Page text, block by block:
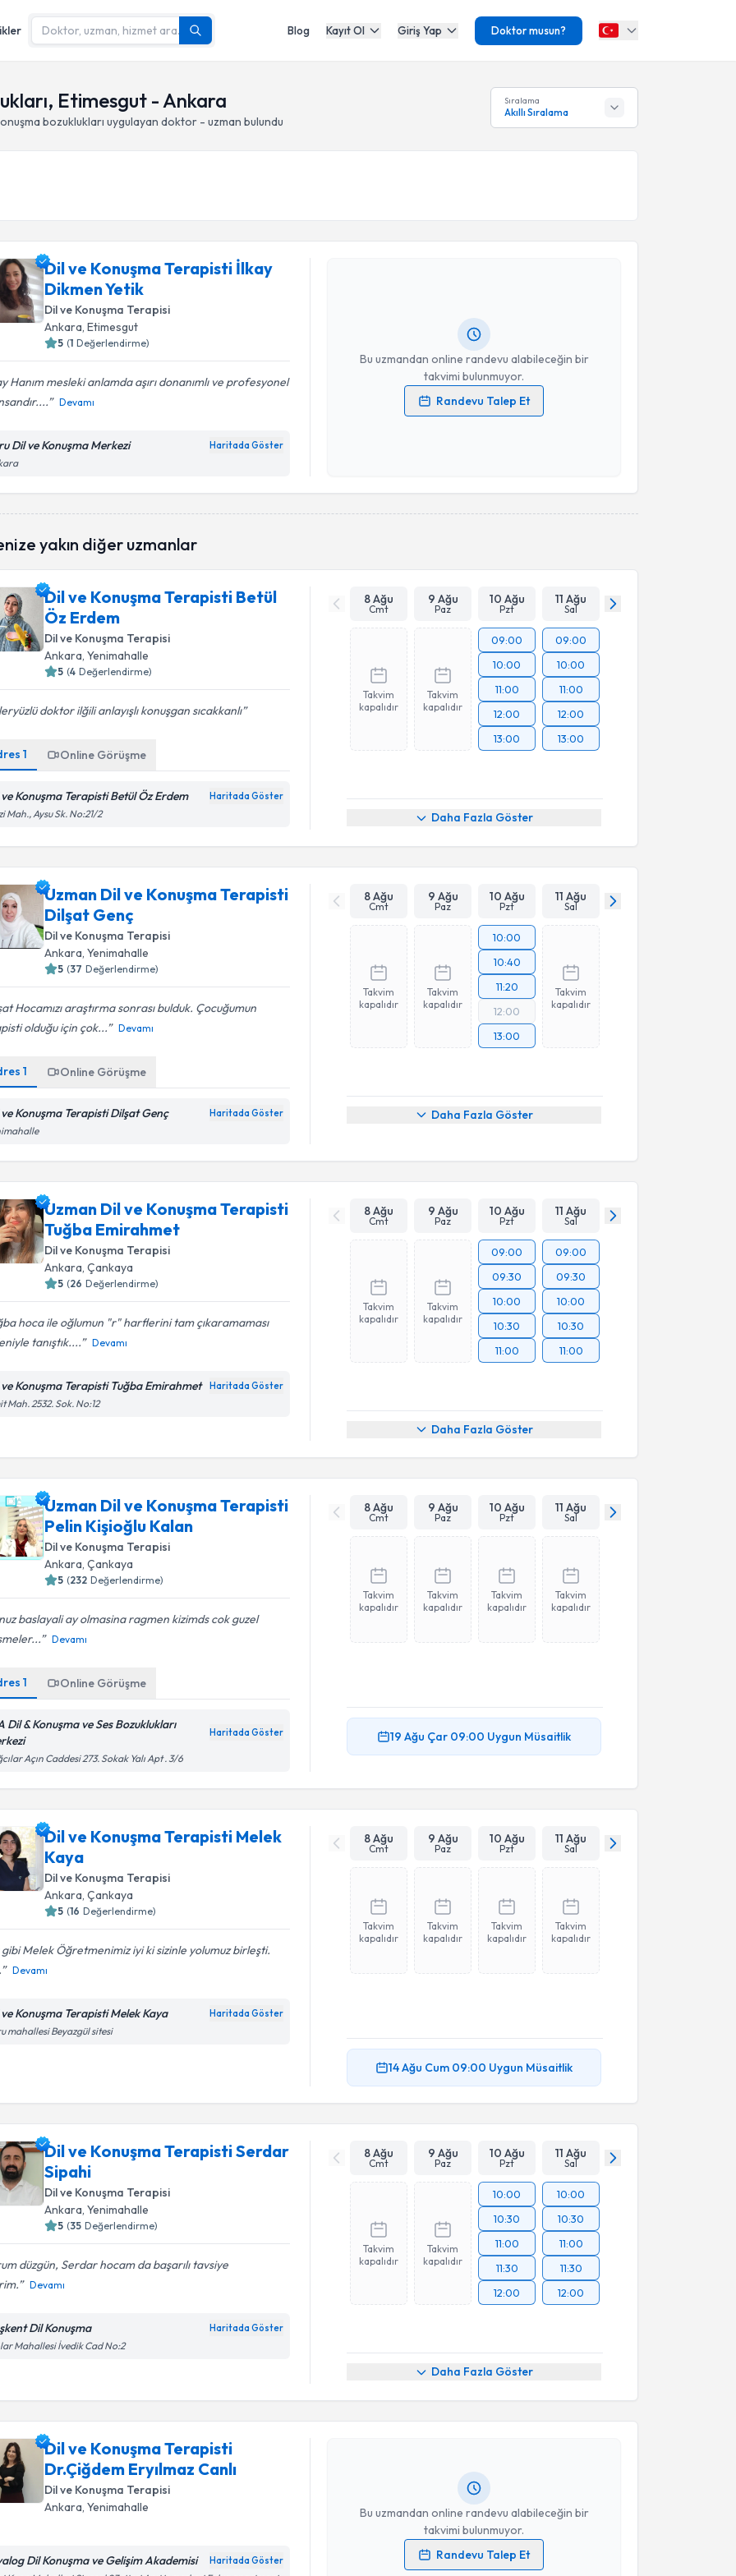
Blog Kayıt Ol Giriş Yap Doktor musun?
Etimesgut - Ankara
bozuklukları uygulayan doktor - uzman bulundu
Sıralama
Akıllı Sıralama
Dil ve Konuşma Terapisti İlkay
Dikmen Yetik
Dil ve Konuşma Terapisi
Ankara, Etimesgut
5 (1 Değerlendirme)
Hanım mesleki anlamda aşırı donanımlı ve profesyonel
Devamı
Dil ve Konuşma Merkezi Haritada Göster
Bu uzmandan online randevu alabileceğin bir
takvimi bulunmuyor.
Randevu Talep Et
Randevu Takvimi Talebi
Kişisel verilerimin işlenmesine ilişkinAydınlatma Metni
yakın diğer uzmanlar
Dil ve Konuşma Terapisti Betül
Öz Erdem
Dil ve Konuşma Terapisi
Ankara, Yenimahalle
5 (4 Değerlendirme)
doktor ilğili anlayışlı konuşgan sıcakkanlı
1 Online Görüşme
Konuşma Terapisti Betül Öz Erdem Haritada Göster
Mah., Aysu Sk. No:21/2
8 Ağu
Cmt
9 Ağu
Paz
10 Ağu
Pzt
11 Ağu
Sal
Takvim
kapalıdır
Takvim
kapalıdır
09:00
10:00
11:00
12:00
13:00
09:00
10:00
11:00
12:00
13:00
Daha Fazla Göster
Uzman Dil ve Konuşma Terapisti
Dilşat Genç
Dil ve Konuşma Terapisi
Ankara , Yenimahalle
5 (37 Değerlendirme)
Hocamızı araştırma sonrası bulduk. Çocuğumun
olduğu için çok...
Devamı
1 Online Görüşme
Konuşma Terapisti Dilşat Genç Haritada Göster
8 Ağu
Cmt
9 Ağu
Paz
10 Ağu
Pzt
11 Ağu
Sal
Takvim
kapalıdır
Takvim
kapalıdır
10:00
10:40
11:20
12:00
13:00
Takvim
kapalıdır
Daha Fazla Göster
Uzman Dil ve Konuşma Terapisti
Tuğba Emirahmet
Dil ve Konuşma Terapisi
Ankara , Çankaya
5 (26 Değerlendirme)
hoca ile oğlumun "r" harflerini tam çıkaramaması
tanıştık....
Devamı
Konuşma Terapisti Tuğba Emirahmet Haritada Göster
Mah. 2532. Sok. No:12
8 Ağu
Cmt
9 Ağu
Paz
10 Ağu
Pzt
11 Ağu
Sal
Takvim
kapalıdır
Takvim
kapalıdır
09:00
09:30
10:00
10:30
11:00
09:00
09:30
10:00
10:30
11:00
Daha Fazla Göster
Uzman Dil ve Konuşma Terapisti
Pelin Kişioğlu Kalan
Dil ve Konuşma Terapisi
Ankara, Çankaya
5 (232 Değerlendirme)
baslayali ay olmasina ragmen kizimds cok guzel
Devamı
1 Online Görüşme
Dil & Konuşma ve Ses Bozuklukları
Haritada Göster
Açın Caddesi 273. Sokak Yalı Apt . 3/6
8 Ağu
Cmt
9 Ağu
Paz
10 Ağu
Pzt
11 Ağu
Sal
Takvim
kapalıdır
Takvim
kapalıdır
Takvim
kapalıdır
Takvim
kapalıdır
19 Ağu Çar 09:00 Uygun Müsaitlik
Dil ve Konuşma Terapisti Melek
Kaya
Dil ve Konuşma Terapisi
Ankara, Çankaya
5 (16 Değerlendirme)
gibi Melek Öğretmenimiz iyi ki sizinle yolumuz birleşti.
Devamı
Konuşma Terapisti Melek Kaya Haritada Göster
mahallesi Beyazgül sitesi
8 Ağu
Cmt
9 Ağu
Paz
10 Ağu
Pzt
11 Ağu
Sal
Takvim
kapalıdır
Takvim
kapalıdır
Takvim
kapalıdır
Takvim
kapalıdır
14 Ağu Cum 09:00 Uygun Müsaitlik
Dil ve Konuşma Terapisti Serdar
Sipahi
Dil ve Konuşma Terapisi
Ankara, Yenimahalle
5 (35 Değerlendirme)
düzgün, Serdar hocam da başarılı tavsiye
Devamı
Dil Konuşma Haritada Göster
Mahallesi İvedik Cad No:2
8 Ağu
Cmt
9 Ağu
Paz
10 Ağu
Pzt
11 Ağu
Sal
Takvim
kapalıdır
Takvim
kapalıdır
10:00
10:30
11:00
11:30
12:00
10:00
10:30
11:00
11:30
12:00
Daha Fazla Göster
Dil ve Konuşma Terapisti
Dr.Çiğdem Eryılmaz Canlı
Dil ve Konuşma Terapisi
Ankara , Yenimahalle
Dil Konuşma ve Gelişim Akademisi Haritada Göster
Bu uzmandan online randevu alabileceğin bir
takvimi bulunmuyor.
Randevu Talep Et
Randevu Takvimi Talebi